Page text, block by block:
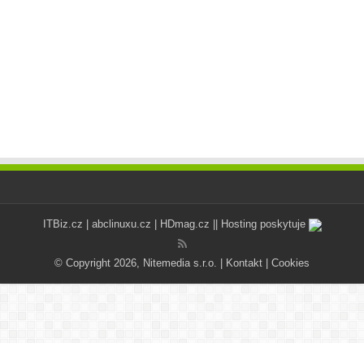
ITBiz.cz abclinuxu.cz HDmag.cz || Hosting poskytuje
© Copyright 2026, Nitemedia s.r.o. | Kontakt Cookies